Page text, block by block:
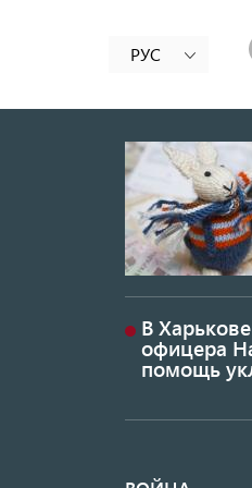
РУС
В
офицера
помощь